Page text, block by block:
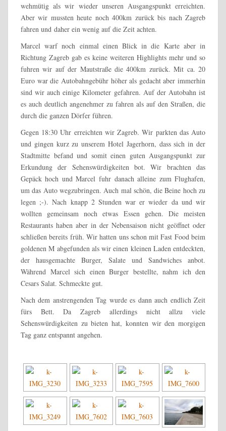
wehmütig als wir wieder unseren Ausgangspunkt erreichten.
Aber wir mussten heute noch 400km zurück bis nach Zagreb
fahren und daher ein wenig auf die Zeit achten.
Marcel warf noch einmal einen Blick in die Karte aber in
Richtung Zagreb gab es keine weiteren Highlights mehr und so
fuhren wir auf der Mautstraße die 400km zurück. Mit ca. 20
Euro war die Autobahngebühr höher als gedacht aber immerhin
sind wir auch einige Kilometer gefahren. Auf der Autobahn ist
es auch deutlich angenehmer zu fahren als auf den Straßen, die
durch die ganzen Dörfer führen.
Gegen 18:30 Uhr erreichten wir Zagreb. Wir parkten das Auto
und gingen kurz zu unserem Hotel Jagerhorn, dass sich in der
Stadtmitte befand und somit einen guten Ausgangspunkt zur
Erkundung der Sehenswürdigkeiten bot. Wir brachten das
Gepäck hoch und Marcel fuhr danach alleine zum Flughafen,
um das Auto wegzubringen. Auch mal schön, die Beine hoch zu
legen ;-). Nach knapp 2 Stunden war er wieder da und wir
wollten gemeinsam noch etwas Essen gehen. Die meisten
Restaurants haben aber in der Nebensaison nicht geöffnet oder
schließen bereits früh. Wir hatten uns schon mit Fast Food beim
goldenen M abgefunden als wir einen kleinen Laden entdeckten,
der hausgemachte Burger, Salate und Sandwiches anbot.
Während Marcel sich einen Burger bestellte, nahm ich den
Cesars Salat. Schmeckte gut.
Nach dem anstrengenden Tag wurde es dann auch endlich Zeit
fürs Bett. Da Zagreb allerdings nicht allzu viele
Sehenswürdigkeiten zu bieten hat, konnten wir den morgigen
Tag ganz entspannt angehen.